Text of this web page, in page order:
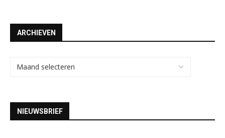
ARCHIEVEN
NIEUWSBRIEF